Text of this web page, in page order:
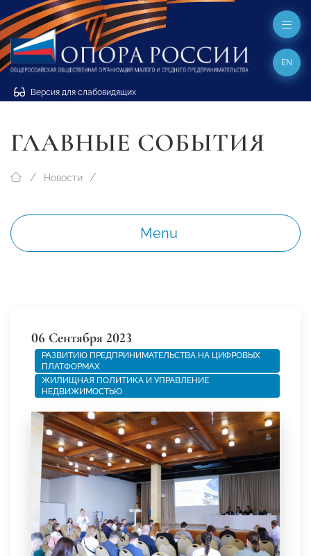
Версия для слабовидящих
EN
ГЛАВНЫЕ СОБЫТИЯ
Новости
Menu
06 Сентября 2023
РАЗВИТИЮ ПРЕДПРИНИМАТЕЛЬСТВА НА ЦИФРОВЫХ
ПЛАТФОРМАХ
ЖИЛИЩНАЯ ПОЛИТИКА И УПРАВЛЕНИЕ
НЕДВИЖИМОСТЬЮ